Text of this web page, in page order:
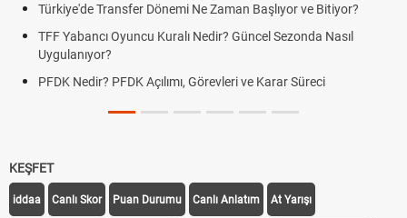
Türkiye'de Transfer Dönemi Ne Zaman Başlıyor ve Bitiyor?
TFF Yabancı Oyuncu Kuralı Nedir? Güncel Sezonda Nasıl
Uygulanıyor?
PFDK Nedir? PFDK Açılımı, Görevleri ve Karar Süreci
KEŞFET
iddaa Canlı Skor Puan Durumu Canlı Anlatım At Yarışı